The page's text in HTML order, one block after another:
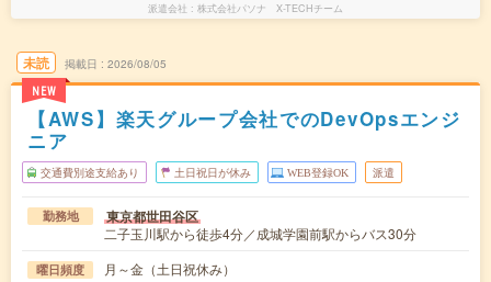
派遣会社 株式会社パソナ X-TECHチーム
未読
NEW
掲載日 2026/08/05
【AWS】楽天グループ会社でのDevOpsエンジ
ニア
交通費別途支給あり 土日祝日が休み WEB登録OK 派遣
勤務地 東京都世田谷区
二子玉川駅から徒歩4分／成城学園前駅からバス30分
曜日頻度 月～金（土日祝休み）